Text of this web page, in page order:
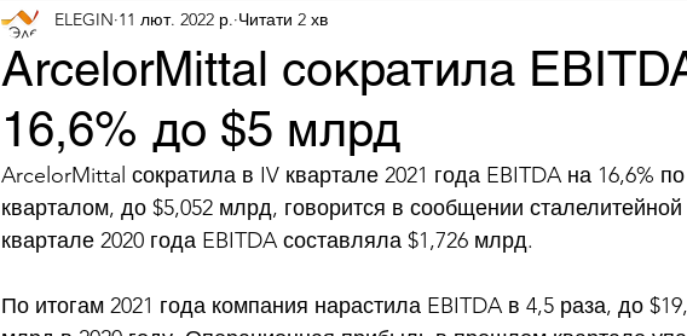
ArcelorMittal сократила
16,6% до $5 млрд
ELEGIN 11 лют. 2022 р. Читати 2 хв
ArcelorMittal сократила в IV квартале 2021 года EBITDA на 16,6%
кварталом, до $5,052 млрд, говорится в сообщении
квартале 2020 года EBITDA составляла $1,726 млрд.
По итогам 2021 года компания нарастила EBITDA в 4,5 раза, до